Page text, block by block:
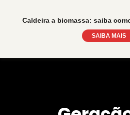
Caldeira a biomassa: saiba
SAIBA MAIS